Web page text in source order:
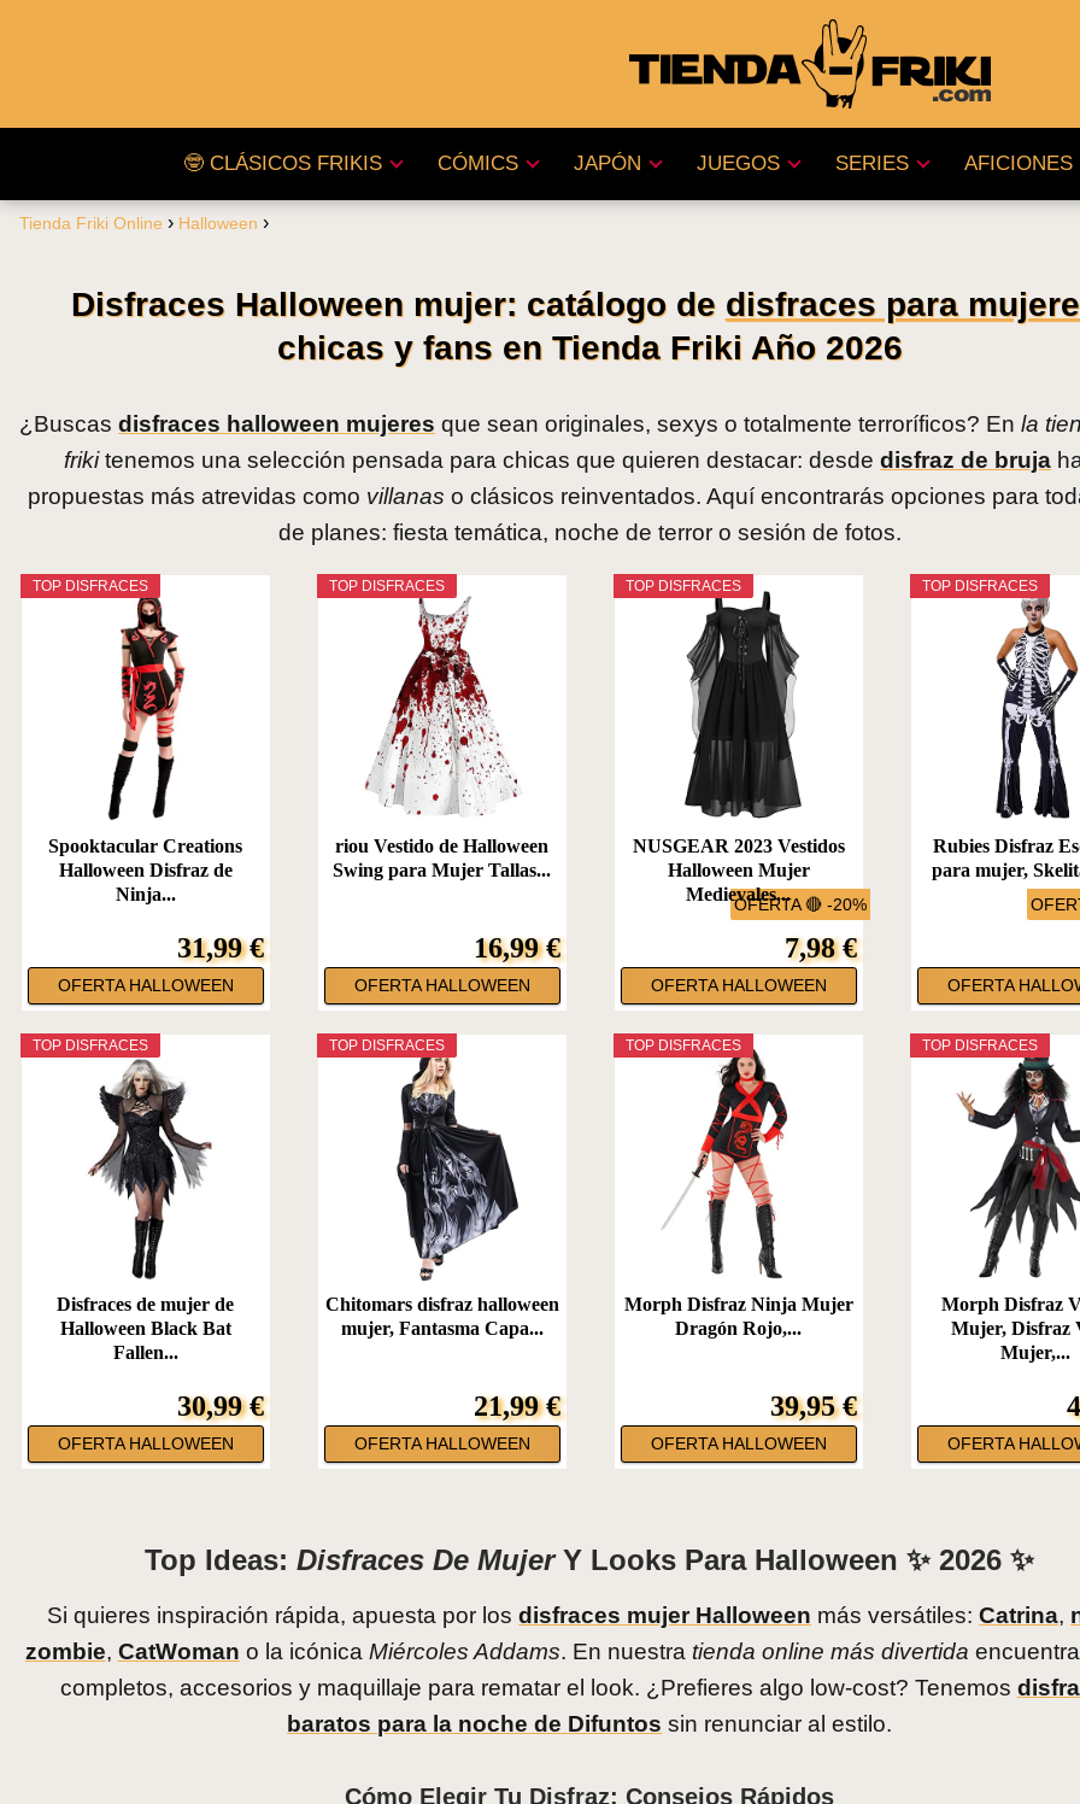
🤓 CLÁSICOS FRIKIS CÓMICS JAPÓN JUEGOS SERIES AFICIONES
Tienda Friki Online Halloween
Disfraces Halloween mujer: catálogo de disfraces para
chicas y fans en Tienda Friki Año 2026
¿Buscasdisfraces halloween mujeres que sean originales, sexys o totalmente terroríficos? Enla
frikitenemos una selección pensada para chicas que quieren destacar: desdedisfraz de bruja
propuestas más atrevidas como villanas o clásicos reinventados. Aquí encontrarás opciones para
de planes: fiesta temática, noche de terror o sesión de fotos.
TOP DISFRACES
Spooktacular Creations
Halloween Disfraz de
Ninja...
31,99 €
OFERTA HALLOWEEN
TOP DISFRACES
riou Vestido de Halloween
Swing para Mujer Tallas...
16,99 €
OFERTA HALLOWEEN
OFERTA 🔴 -20%
TOP DISFRACES
NUSGEAR 2023 Vestidos
Halloween Mujer
Medievales...
7,98 €
OFERTA HALLOWEEN
TOP DISFRACES
Rubies Disfraz
para mujer,
OFERTA
TOP DISFRACES
Disfraces de mujer de
Halloween Black Bat
Fallen...
30,99 €
OFERTA HALLOWEEN
TOP DISFRACES
Chitomars disfraz halloween
mujer, Fantasma Capa...
21,99 €
OFERTA HALLOWEEN
TOP DISFRACES
Morph Disfraz Ninja Mujer
Dragón Rojo,...
39,95 €
OFERTA HALLOWEEN
TOP DISFRACES
Morph Disfraz
Mujer, Disfraz
Mujer,...
OFERTA
Top Ideas:Disfraces De MujerY Looks Para Halloween ✨ 2026 ✨
Si quieres inspiración rápida, apuesta por losdisfraces mujer Halloween más versátiles:Catrina,
zombie, CatWoman o la icónica Miércoles Addams. En nuestra tienda online más divertida
completos, accesorios y maquillaje para rematar el look. ¿Prefieres algo low-cost? Tenemos
baratos para la noche de Difuntos sin renunciar al estilo.
Cómo Elegir Tu Disfraz: Consejos Rápidos